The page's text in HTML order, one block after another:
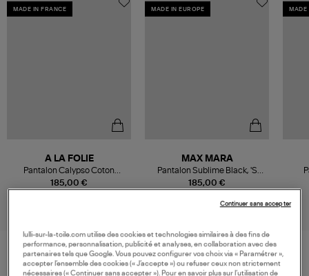
MADE IN FRANCE
185,00 €
A LA FOLIE
Pantalon Calypso Coton
Aluminium
MADE IN EUROPE
185,00 €
MAX MARA
Pantalon Sublime Black, 'S
Max
MADE
VOS DERNIERS PRODUITS VUS
lulli-sur-la-toile.com utilise des cookies et technologies similaires à des fins de
performance, personnalisation, publicité et analyses, en collaboration avec des
partenaires tels que Google. Vous pouvez configurer vos choix via « Paramétrer »,
accepter l’ensemble des cookies (« J’accepte ») ou refuser ceux non strictement
nécessaires (« Continuer sans accepter »). Pour en savoir plus sur l’utilisation de
Continuer sans accepter